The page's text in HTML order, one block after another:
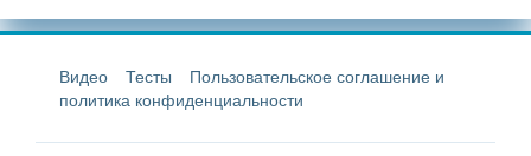
Видео Тесты
Пользовательское соглашение и
политика конфиденциальности